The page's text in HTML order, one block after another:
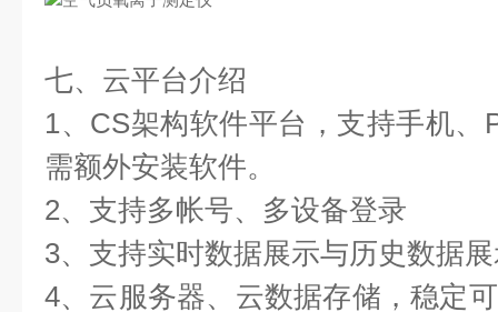
七、云平台介绍
1、CS架构软件平台，支持手机、
需额外安装软件。
2、支持多帐号、多设备登录
3、支持实时数据展示与历史数据
4、云服务器、云数据存储，稳定